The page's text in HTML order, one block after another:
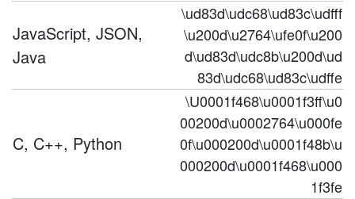
JavaScript, JSON,
Java
\ud83d\udc68\ud83c\udfff
\u200d\u2764\ufe0f\u200
d\ud83d\udc8b\u200d\ud
83d\udc68\ud83c\udffe
C, C++, Python
\U0001f468\u0001f3ff\u0
00200d\u0002764\u000fe
0f\u000200d\u0001f48b\u
000200d\u0001f468\u000
1f3fe